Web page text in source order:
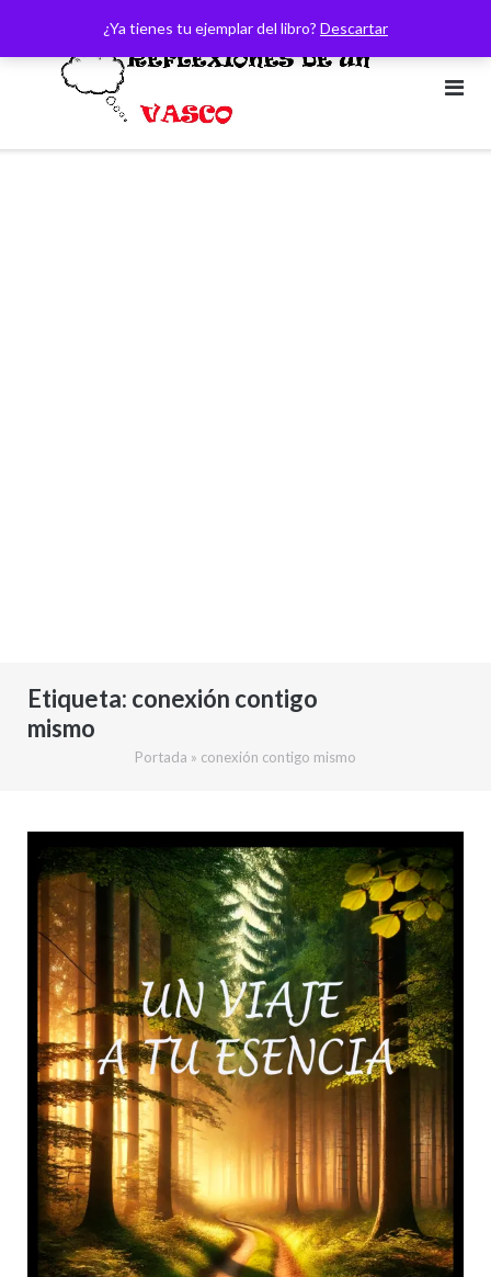
¿Ya tienes tu ejemplar del libro? Descartar
contenido
Etiqueta: conexión contigo
mismo
Portada » conexión contigo mismo